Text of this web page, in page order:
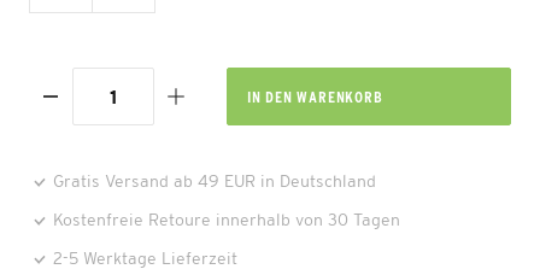
IN DEN WARENKORB
Gratis Versand ab 49 EUR in Deutschland
Kostenfreie Retoure innerhalb von 30 Tagen
2-5 Werktage Lieferzeit